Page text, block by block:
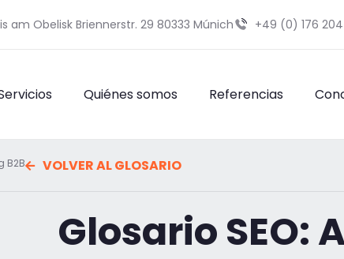
am Obelisk Briennerstr. 29 80333 Múnich +49 (0) 176
Quiénes somos Referencias
B2B VOLVER AL GLOSARIO
Glosario SEO: